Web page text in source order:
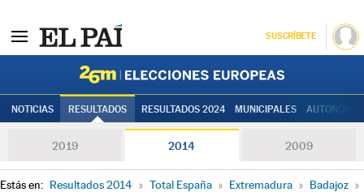
SUSCRÍBETE
NOTICIAS RESULTADOS RESULTADOS 2024 MUNICIPALES
2019 2014 2009
Estás en: Resultados 2014 » Total España » Extremadura » Badajoz »